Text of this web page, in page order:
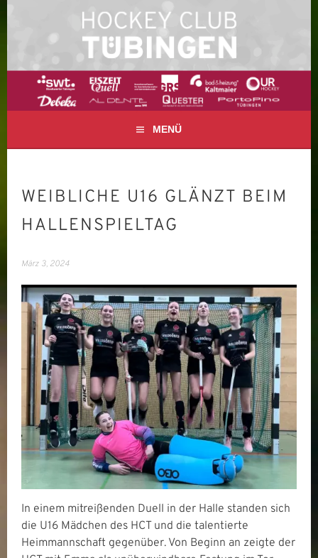
HOCKEY CLUB
TÜBINGEN E. V.
FELD- UND HALLENHOCKEY IN TÜBINGEN
MENÜ
WEIBLICHE U16 GLÄNZT BEIM
HALLENSPIELTAG
März 3, 2024
In einem mitreißenden Duell in der Halle standen sich
die U16 Mädchen des HCT und die talentierte
Heimmannschaft gegenüber. Von Beginn an zeigte der